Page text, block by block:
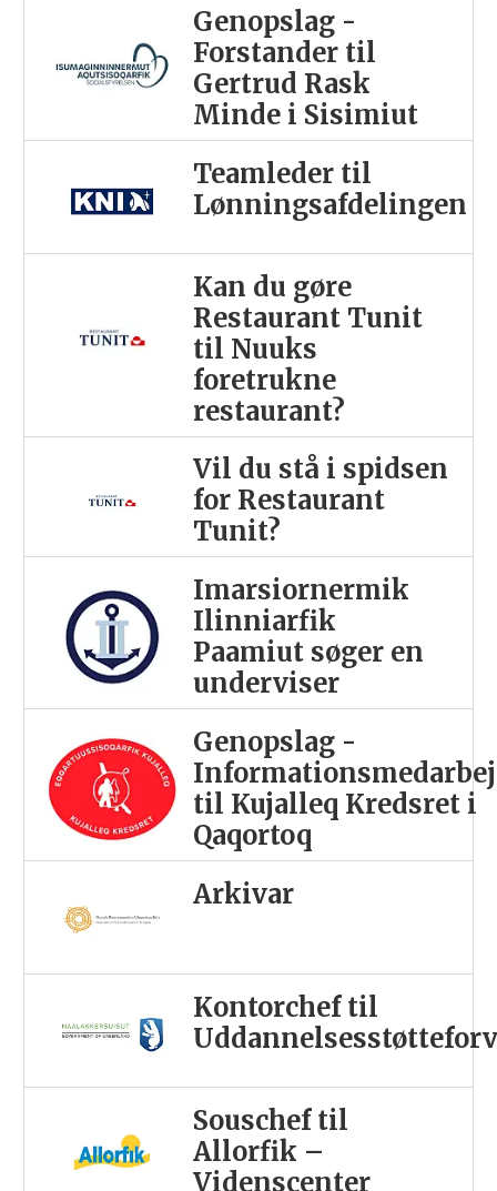
Genopslag -
Forstander til
Gertrud Rask
Minde i Sisimiut
Teamleder til
Lønningsafdelingen
Kan du gøre
Restaurant Tunit
til Nuuks
foretrukne
restaurant?
Vil du stå i spidsen
for Restaurant
Tunit?
Imarsiornermik
Ilinniarfik
Paamiut søger en
underviser
Genopslag -
til Kujalleq Kredsret i
Qaqortoq
Arkivar
Kontorchef til
Souschef til
Allorfik –
Videnscenter